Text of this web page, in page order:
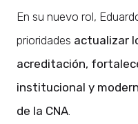
En su nuevo rol,
prioridades actualizar
acreditación,
institucional y
de la CNA